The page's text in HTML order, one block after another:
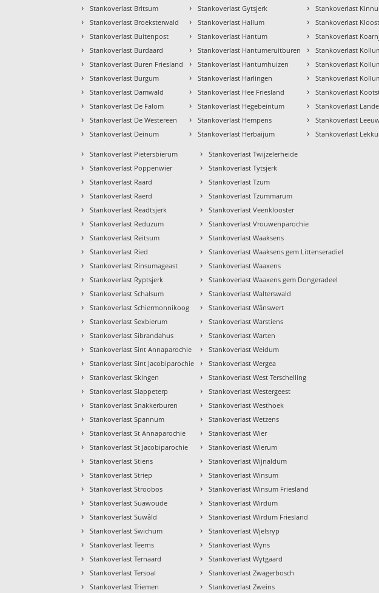
› Stankoverlast Britsum
› Stankoverlast Broeksterwald
› Stankoverlast Buitenpost
› Stankoverlast Burdaard
› Stankoverlast Buren Friesland
› Stankoverlast Burgum
› Stankoverlast Damwald
› Stankoverlast De Falom
› Stankoverlast De Westereen
› Stankoverlast Deinum
› Stankoverlast Gytsjerk
› Stankoverlast Hallum
› Stankoverlast Hantum
› Stankoverlast Hantumeruitburen
› Stankoverlast Hantumhuizen
› Stankoverlast Harlingen
› Stankoverlast Hee Friesland
› Stankoverlast Hegebeintum
› Stankoverlast Hempens
› Stankoverlast Herbaijum
› Stankoverlast
› Stankoverlast
› Stankoverlast
› Stankoverlast
› Stankoverlast
› Stankoverlast
› Stankoverlast
› Stankoverlast
› Stankoverlast
› Stankoverlast
› Stankoverlast Pietersbierum
› Stankoverlast Poppenwier
› Stankoverlast Raard
› Stankoverlast Raerd
› Stankoverlast Readtsjerk
› Stankoverlast Reduzum
› Stankoverlast Reitsum
› Stankoverlast Ried
› Stankoverlast Rinsumageast
› Stankoverlast Ryptsjerk
› Stankoverlast Schalsum
› Stankoverlast Schiermonnikoog
› Stankoverlast Sexbierum
› Stankoverlast Sibrandahus
› Stankoverlast Sint Annaparochie
› Stankoverlast Sint Jacobiparochie
› Stankoverlast Skingen
› Stankoverlast Slappeterp
› Stankoverlast Snakkerburen
› Stankoverlast Spannum
› Stankoverlast St Annaparochie
› Stankoverlast St Jacobiparochie
› Stankoverlast Stiens
› Stankoverlast Striep
› Stankoverlast Stroobos
› Stankoverlast Suawoude
› Stankoverlast Suwâld
› Stankoverlast Swichum
› Stankoverlast Teerns
› Stankoverlast Ternaard
› Stankoverlast Tersoal
› Stankoverlast Triemen
› Stankoverlast Twijzelerheide
› Stankoverlast Tytsjerk
› Stankoverlast Tzum
› Stankoverlast Tzummarum
› Stankoverlast Veenklooster
› Stankoverlast Vrouwenparochie
› Stankoverlast Waaksens
› Stankoverlast Waaksens gem Littenseradiel
› Stankoverlast Waaxens
› Stankoverlast Waaxens gem Dongeradeel
› Stankoverlast Walterswald
› Stankoverlast Wânswert
› Stankoverlast Warstiens
› Stankoverlast Warten
› Stankoverlast Weidum
› Stankoverlast Wergea
› Stankoverlast West Terschelling
› Stankoverlast Westergeest
› Stankoverlast Westhoek
› Stankoverlast Wetzens
› Stankoverlast Wier
› Stankoverlast Wierum
› Stankoverlast Wijnaldum
› Stankoverlast Winsum
› Stankoverlast Winsum Friesland
› Stankoverlast Wirdum
› Stankoverlast Wirdum Friesland
› Stankoverlast Wjelsryp
› Stankoverlast Wyns
› Stankoverlast Wytgaard
› Stankoverlast Zwagerbosch
› Stankoverlast Zweins